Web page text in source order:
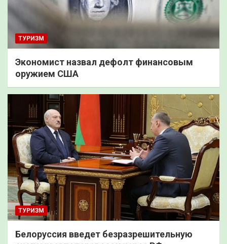
ТУРИЗМ
Экономист назвал дефолт финансовым
оружием США
ТУРИЗМ
Белоруссия введет безразрешительную